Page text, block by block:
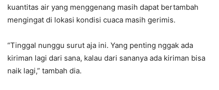
kuantitas air yang menggenang masih dapat bertambah
mengingat di lokasi kondisi cuaca masih gerimis.
“Tinggal nunggu surut aja ini. Yang penting nggak ada
kiriman lagi dari sana, kalau dari sananya ada kiriman bisa
naik lagi,” tambah dia.